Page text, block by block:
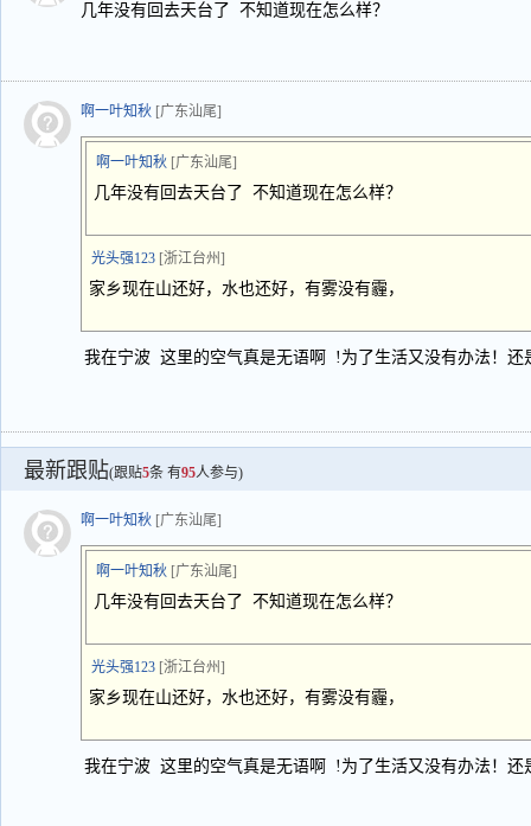
几年没有回去天台了 不知道现在怎么样？
啊一叶知秋 [广东汕尾]
啊一叶知秋 [广东汕尾]
几年没有回去天台了 不知道现在怎么样？
光头强123 [浙江台州]
家乡现在山还好，水也还好，有雾没有霾，
我在宁波 这里的空气真是无语啊 !为了生活又没有办法！还
最新跟贴(跟贴5条 有95人参与)
啊一叶知秋 [广东汕尾]
啊一叶知秋 [广东汕尾]
几年没有回去天台了 不知道现在怎么样？
光头强123 [浙江台州]
家乡现在山还好，水也还好，有雾没有霾，
我在宁波 这里的空气真是无语啊 !为了生活又没有办法！还